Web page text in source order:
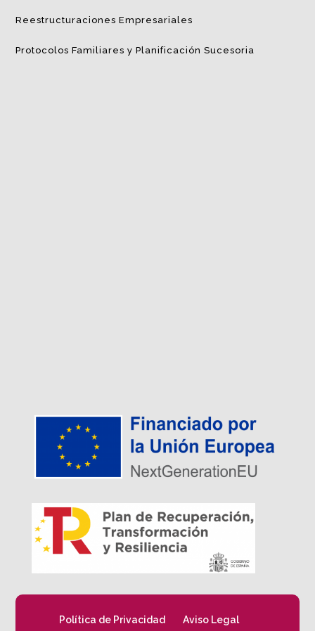
Reestructuraciones Empresariales
Protocolos Familiares y Planificación Sucesoria
Política de Privacidad Aviso Legal